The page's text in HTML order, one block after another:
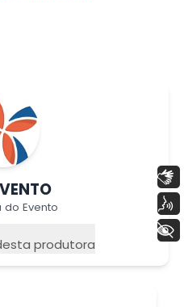
do Evento
produtora